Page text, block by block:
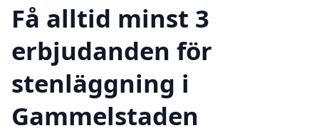
Få alltid minst 3
erbjudanden för
stenläggning i
Gammelstaden